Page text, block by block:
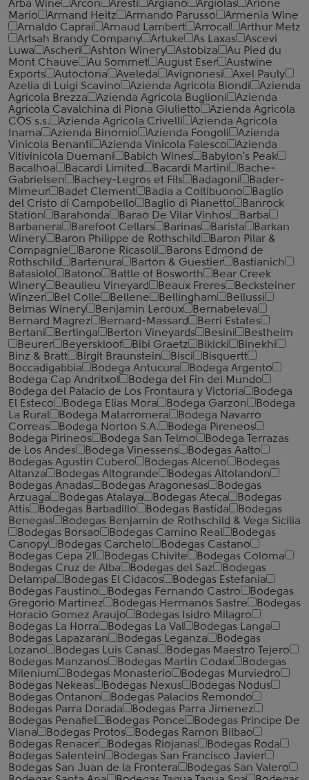
Arba Wine Arcon Aresti Argiano Argiolas
Arione
Mario
Armand Heitz Armando Parusso
Armenia Wine
Arnaldo Caprai
Arnaud Lambert Arrocal
Arthur Metz
Artsah Brandy Company
Artuke As Laxas
Ascevi
Luwa
Ascheri Ashton Winery Astobiza
Au Pied du
Mont Chauve
Au Sommet August Eser
Austwine
Exports
Autoctona Aveleda Avignonesi
Axel Pauly
Azelia di Luigi Scavino
Azienda Agricola Biondi
Azienda
Agricola Brezza
Azienda Agricola Buglioni
Azienda
Agricola Cavalchina di Piona Giulietto
Azienda Agricola
COS s.s.
Azienda Agricola Crivelli
Azienda Agricola
Inama
Azienda Binomio Azienda Fongoli
Azienda
Vinicola Benanti
Azienda Vinicola Falesco
Azienda
Vitivinicola Duemani
Babich Wines
Babylon's Peak
Bacalhoa
Bacardi Limited Bacardi Martini
Bache-
Gabrielsen
Bachey-Legros et Fils Badagoni
Bader-
Mimeur
Badet Clement Badia a Coltibuono
Baglio
del Cristo di Campobello
Baglio di Pianetto
Banrock
Station
Barahonda Barao De Vilar Vinhos
Barba
Barbanera
Barefoot Cellars Barinas Barista
Barkan
Winery
Baron Philippe de Rothschild
Baron Pilar &
Compagnie
Barone Ricasoli
Barons Edmond de
Rothschild
Bartenura Barton & Guestier
Bastianich
Batasiolo
Batono Battle of Bosworth
Bear Creek
Winery
Beaulieu Vineyard Beaux Freres
Becksteiner
Winzer
Bel Colle Bellene Bellingham
Bellussi
Belmas Winery
Benjamin Leroux
Bernabeleva
Bernard Magrez
Bernard-Massard
Berri Estates
Bertani
Bertinga Berton Vineyards Besini
Bestheim
Beurer
Beyerskloof Bibi Graetz Bikicki
Binekhi
Binz & Bratt
Birgit Braunstein Bisci
Bisquertt
Boccadigabbia
Bodega Antucura
Bodega Argento
Bodega Cap Andritxol
Bodega del Fin del Mundo
Bodega del Palacio de Los Frontaura y Victoria
Bodega
El Esteco
Bodega Elias Mora Bodega Garzon
Bodega
La Rural
Bodega Matarromera
Bodega Navarro
Correas
Bodega Norton S.A.
Bodega Pireneos
Bodega Pirineos
Bodega San Telmo
Bodega Terrazas
de Los Andes
Bodega Vinessens
Bodegas Aalto
Bodegas Agustin Cubero
Bodegas Alceno
Bodegas
Altanza
Bodegas Altogrande
Bodegas Altolandon
Bodegas Anadas
Bodegas Aragonesas
Bodegas
Arzuaga
Bodegas Atalaya Bodegas Ateca
Bodegas
Attis
Bodegas Barbadillo Bodegas Bastida
Bodegas
Benegas
Bodegas Benjamin de Rothschild & Vega Sicilia
Bodegas Borsao
Bodegas Camino Real
Bodegas
Canopy
Bodegas Carchelo
Bodegas Castano
Bodegas Cepa 21
Bodegas Chivite
Bodegas Coloma
Bodegas Cruz de Alba
Bodegas del Saz
Bodegas
Delampa
Bodegas El Cidacos
Bodegas Estefania
Bodegas Faustino
Bodegas Fernando Castro
Bodegas
Gregorio Martinez
Bodegas Hermanos Sastre
Bodegas
Horacio Gomez Araujo
Bodegas Isidro Milagro
Bodegas La Horra
Bodegas La Val
Bodegas Langa
Bodegas Lapazaran
Bodegas Leganza
Bodegas
Lozano
Bodegas Luis Canas
Bodegas Maestro Tejero
Bodegas Manzanos
Bodegas Martin Codax
Bodegas
Milenium
Bodegas Monasterio
Bodegas Murviedro
Bodegas Nekeas
Bodegas Nexus
Bodegas Nodus
Bodegas Ontanon
Bodegas Palacios Remondo
Bodegas Parra Dorada
Bodegas Parra Jimenez
Bodegas Penafiel
Bodegas Ponce
Bodegas Principe De
Viana
Bodegas Protos
Bodegas Ramon Bilbao
Bodegas Renacer
Bodegas Riojanas
Bodegas Roda
Bodegas Salentein
Bodegas San Francisco Javier
Bodegas San Juan de la Frontera
Bodegas San Valero